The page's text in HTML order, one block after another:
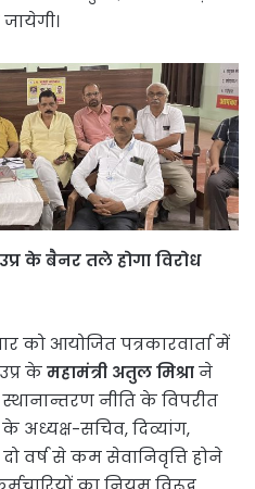
के बैनर तले होगा विरोध
को आयोजित पत्रकारवार्ता में
केमहामंत्री अतुल मिश्राने
स्थानान्तरण नीति के विपरीत
अध्यक्ष-सचिव, दिव्यांग,
दो वर्ष से कम सेवानिवृत्ति होने